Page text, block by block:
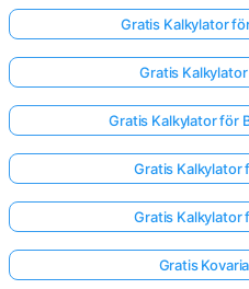
Gratis Kalkylator
Gratis
Gratis Kalkylator för
Gratis Kalkylator
Gratis Kalkylator
Gratis